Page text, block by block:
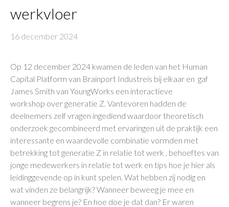
werkvloer
16 december 2024
Op 12 december 2024 kwamen de leden van het Human
Capital Platform van Brainport Industreis bij elkaar en gaf
James Smith van YoungWorks een interactieve
workshop over generatie Z. Vantevoren hadden de
deelnemers zelf vragen ingediend waardoor theoretisch
onderzoek gecombineerd met ervaringen uit de praktijk een
interessante en waardevolle combinatie vormden met
betrekking tot generatie Z in relatie tot werk , behoeftes van
jonge medewerkers in relatie tot werk en tips hoe je hier als
leidinggevende op in kunt spelen. Wat hebben zij nodig en
wat vinden ze belangrijk? Wanneer beweeg je mee en
wanneer begrens je? En hoe doe je dat dan? Er waren